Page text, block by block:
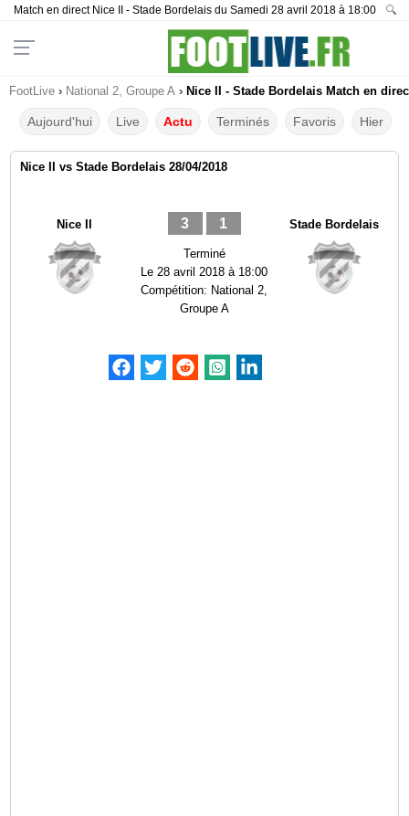
Match en direct Nice II - Stade Bordelais du Samedi 28 avril 2018 à 18:00 🔍
FootLive › National 2, Groupe A › Nice II - Stade Bordelais Match en
Aujourd'hui Live Actu Terminés Favoris Hier
Nice II vs Stade Bordelais 28/04/2018
Nice II 3 1
Terminé
Le28 avril 2018 à 18:00
Compétition: National 2,
Groupe A
Stade Bordelais